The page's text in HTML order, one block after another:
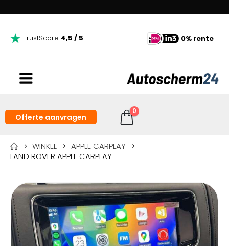
TrustScore 4,5 / 5 0% rente
Offerte aanvragen
0
WINKEL
APPLE CARPLAY
LAND ROVER APPLE CARPLAY